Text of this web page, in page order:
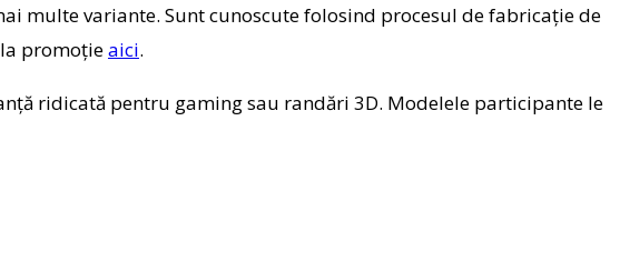
multe variante. Sunt cunoscute folosind procesul de fabricație de
promoțieaici.
ridicată pentru gaming sau randări 3D. Modelele participante le